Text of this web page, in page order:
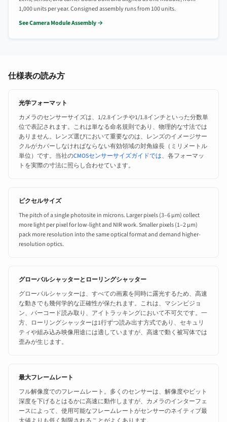
1,000 units per year. Consigned assembly runs from 100 units.
See Camera Module Assembly →
仕様表の読み方
光学フォーマット
カメラのセンサーサイズは、1/2.8インチや1/1.8インチといった分数単
位で表記されます。これは単なる命名規則であり、物理的な寸法では
ありません。レンズ選びにおいて重要なのは、レンズのイメージサー
クルがカバーしなければならない有効領域の対角線長（ミリメートル
単位）です。当社のCMOSセンサーサイズガイドでは、各フォーマッ
トを実際の寸法に照らし合わせています。
ピクセルサイズ
The pitch of a single photosite in microns. Larger pixels (3–6 µm) collect
more light per pixel for low-light and NIR work. Smaller pixels (1–2 µm)
pack more resolution into the same optical format and demand higher-
resolution optics.
グローバルシャッターとローリングシャッター
グローバルシャッターは、すべての画素を同時に露光するため、高速
な動きでも幾何学的な正確性が保たれます。これは、マシンビジョ
ン、バーコード読み取り、アイトラッキングにおいて不可欠です。一
方、ローリングシャッターは1行ずつ読み出す方式であり、セキュリ
ティや組み込み映像用途には適していますが、高速で動く被写体では
歪みが生じます。
最大フレームレート
フル解像度でのフレームレート。多くのセンサーは、解像度やビット
深度を下げるとはるかに高速に動作しますが、カメラのインターフェ
ースによって、使用可能なフレームレートがセンサーのネイティブ最